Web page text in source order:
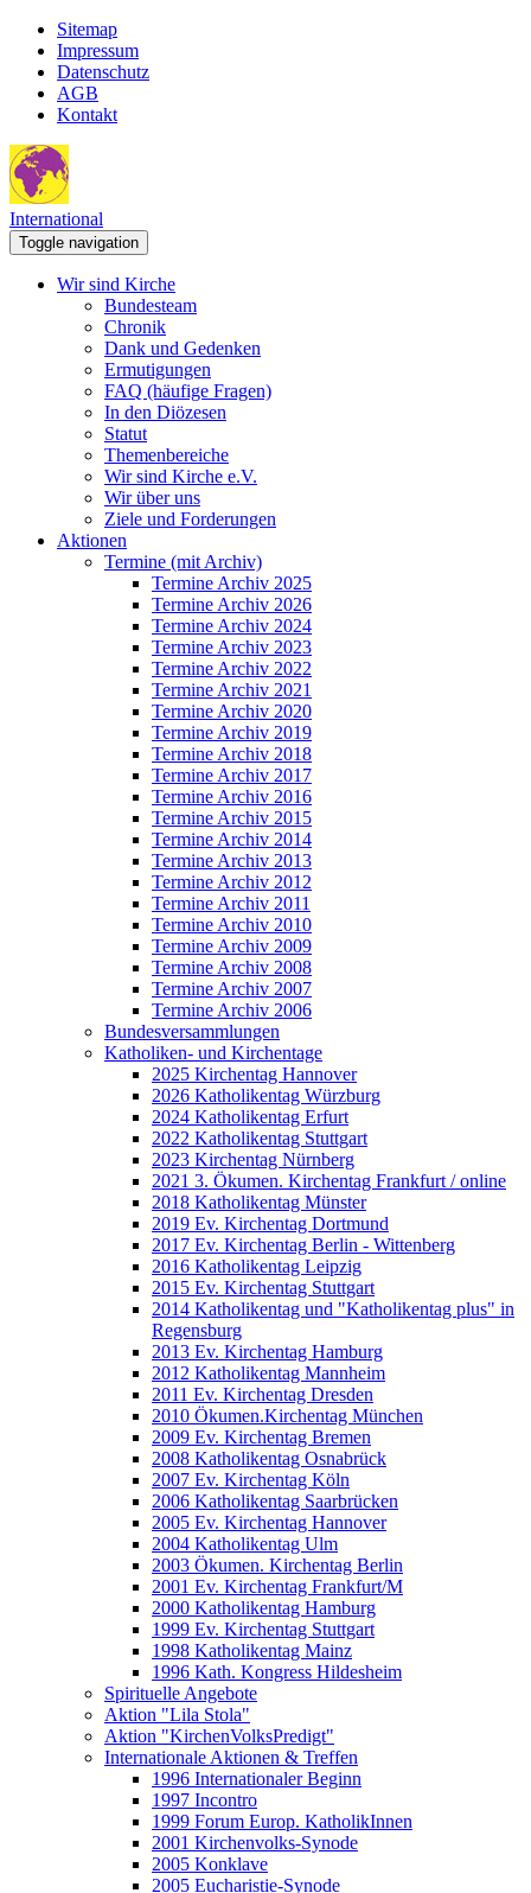
Sitemap
Impressum
Datenschutz
AGB
Kontakt
International
Toggle navigation
Wir sind Kirche
Bundesteam
Chronik
Dank und Gedenken
Ermutigungen
FAQ (häufige Fragen)
In den Diözesen
Statut
Themenbereiche
Wir sind Kirche e.V.
Wir über uns
Ziele und Forderungen
Aktionen
Termine (mit Archiv)
Termine Archiv 2025
Termine Archiv 2026
Termine Archiv 2024
Termine Archiv 2023
Termine Archiv 2022
Termine Archiv 2021
Termine Archiv 2020
Termine Archiv 2019
Termine Archiv 2018
Termine Archiv 2017
Termine Archiv 2016
Termine Archiv 2015
Termine Archiv 2014
Termine Archiv 2013
Termine Archiv 2012
Termine Archiv 2011
Termine Archiv 2010
Termine Archiv 2009
Termine Archiv 2008
Termine Archiv 2007
Termine Archiv 2006
Bundesversammlungen
Katholiken- und Kirchentage
2025 Kirchentag Hannover
2026 Katholikentag Würzburg
2024 Katholikentag Erfurt
2022 Katholikentag Stuttgart
2023 Kirchentag Nürnberg
2021 3. Ökumen. Kirchentag Frankfurt / online
2018 Katholikentag Münster
2019 Ev. Kirchentag Dortmund
2017 Ev. Kirchentag Berlin - Wittenberg
2016 Katholikentag Leipzig
2015 Ev. Kirchentag Stuttgart
2014 Katholikentag und "Katholikentag plus" in
Regensburg
2013 Ev. Kirchentag Hamburg
2012 Katholikentag Mannheim
2011 Ev. Kirchentag Dresden
2010 Ökumen.Kirchentag München
2009 Ev. Kirchentag Bremen
2008 Katholikentag Osnabrück
2007 Ev. Kirchentag Köln
2006 Katholikentag Saarbrücken
2005 Ev. Kirchentag Hannover
2004 Katholikentag Ulm
2003 Ökumen. Kirchentag Berlin
2001 Ev. Kirchentag Frankfurt/M
2000 Katholikentag Hamburg
1999 Ev. Kirchentag Stuttgart
1998 Katholikentag Mainz
1996 Kath. Kongress Hildesheim
Spirituelle Angebote
Aktion "Lila Stola"
Aktion "KirchenVolksPredigt"
Internationale Aktionen & Treffen
1996 Internationaler Beginn
1997 Incontro
1999 Forum Europ. KatholikInnen
2001 Kirchenvolks-Synode
2005 Konklave
2005 Eucharistie-Synode